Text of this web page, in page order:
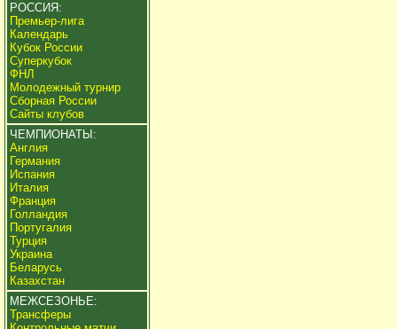
РОССИЯ:
Премьер-лига
Календарь
Кубок России
Суперкубок
ФНЛ
Молодежный турнир
Сборная России
Сайты клубов
ЧЕМПИОНАТЫ:
Англия
Германия
Испания
Италия
Франция
Голландия
Португалия
Турция
Украина
Беларусь
Казахстан
МЕЖСЕЗОНЬЕ:
Трансферы